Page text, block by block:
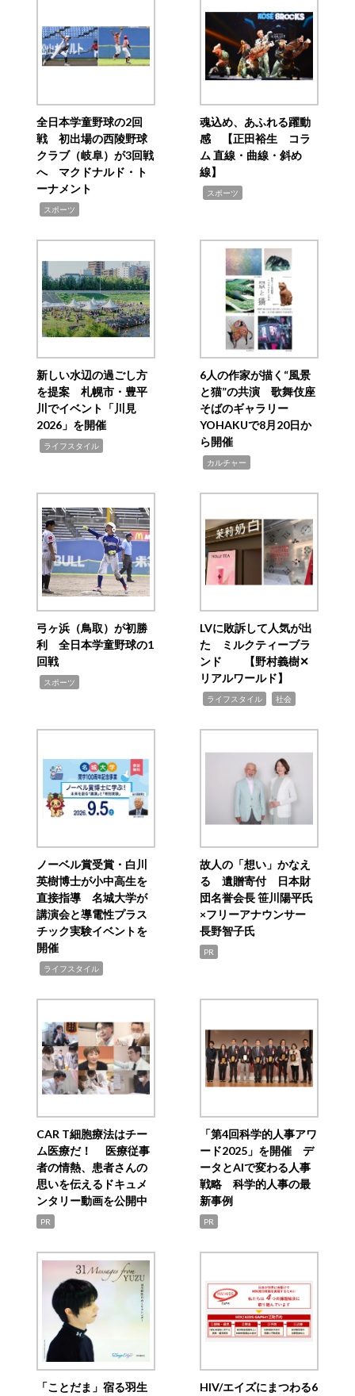
全日本学童野球の2回
戦 初出場の西陵野球
クラブ（岐阜）が3回戦
へ マクドナルド・ト
ーナメント
スポーツ
魂込め、あふれる躍動
感 【正田裕生 コラ
ム 直線・曲線・斜め
線】
スポーツ
新しい水辺の過ごし方
を提案 札幌市・豊平
川でイベント「川見
2026」を開催
ライフスタイル
6人の作家が描く“風景
と猫”の共演 歌舞伎座
そばのギャラリー
YOHAKUで8月20日か
ら開催
カルチャー
弓ヶ浜（鳥取）が初勝
利 全日本学童野球の1
回戦
スポーツ
LVに敗訴して人気が出
た ミルクティーブラ
ンド 【野村義樹✕
リアルワールド】
ライフスタイル 社会
ノーベル賞受賞・白川
英樹博士が小中高生を
直接指導 名城大学が
講演会と導電性プラス
チック実験イベントを
開催
ライフスタイル
故人の「想い」かなえ
る 遺贈寄付 日本財
団名誉会長 笹川陽平氏
×フリーアナウンサー
長野智子氏
PR
CAR T細胞療法はチー
ム医療だ！ 医療従事
者の情熱、患者さんの
思いを伝えるドキュメ
ンタリー動画を公開中
PR
「第4回科学的人事アワ
ード2025」を開催 デ
ータとAIで変わる人事
戦略 科学的人事の最
新事例
PR
「ことだま」宿る羽生
HIV/エイズにまつわる6